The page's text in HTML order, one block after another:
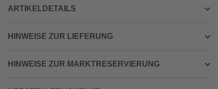
ARTIKELDETAILS
HINWEISE ZUR LIEFERUNG
HINWEISE ZUR MARKTRESERVIERUNG